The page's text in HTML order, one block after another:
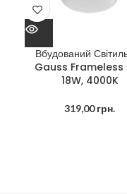
Вбудований
Gauss Frameless
18W, 4000K
319,00грн.